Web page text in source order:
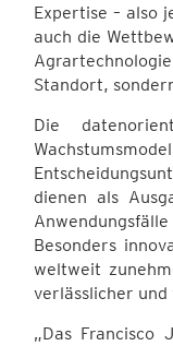
Expertise – also
auch die
Standort,
Die
dienen als
Besonders
weltweit
verlässlicher
„Das Francisco